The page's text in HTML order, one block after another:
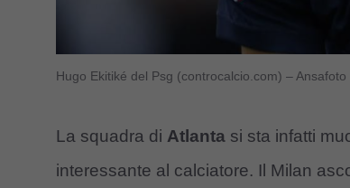
Hugo Ekitiké del Psg (controcalcio.com) – Ansafoto
La squadra di Atlanta si sta infatti
interessante al calciatore. Il Milan